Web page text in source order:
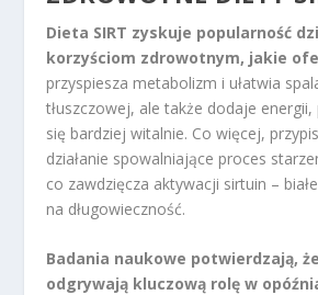
Dieta SIRT zyskuje popularność
korzyściom zdrowotnym, jakie
przyspiesza metabolizm i ułatwia
tłuszczowej, ale także dodaje
się bardziej witalnie. Co więcej,
działanie spowalniające proces
co zawdzięcza aktywacji sirtuin –
na długowieczność.
Badania naukowe potwierdzają,
odgrywają kluczową rolę w